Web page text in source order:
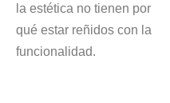
la estética no tienen por
qué estar reñidos con la
funcionalidad.